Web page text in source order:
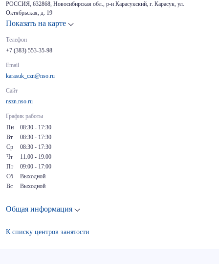
РОССИЯ, 632868, Новосибирская обл., р-н Карасукский, г. Карасук, ул.
Октябрьская, д. 19
Показать на карте
Телефон
+7 (383) 553-35-98
Email
karasuk_czn@nso.ru
Сайт
nszn.nso.ru
График работы
Пн
08:30 - 17:30
Вт
08:30 - 17:30
Ср
08:30 - 17:30
Чт
11:00 - 19:00
Пт
09:00 - 17:00
Сб
Выходной
Вс
Выходной
Общая информация
К списку центров занятости